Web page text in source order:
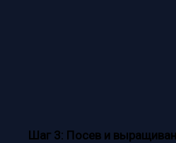
Шаг 3: Посев и